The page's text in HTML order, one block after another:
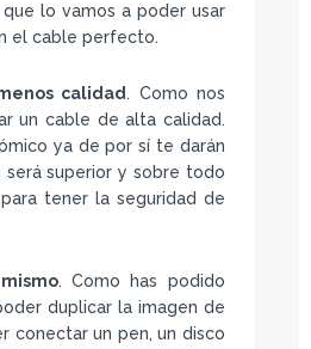
lo vamos a poder usar
el cable perfecto.
calidad . Como nos
un cable de alta calidad.
ya de por sí te darán
será superior y sobre todo
tener la seguridad de
. Como has podido
duplicar la imagen de
conectar un pen, un disco